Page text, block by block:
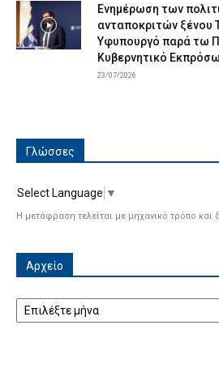
Ενημέρωση των
ανταποκριτών ξένου
Υφυπουργό παρά τω
Κυβερνητικό
23/07/2026
Γλώσσες
Select Language ▼
Η μετάφραση τελείται με μηχανικό τρόπο και
Αρχείο